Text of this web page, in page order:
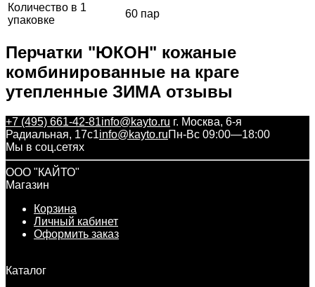
Количество в 1
упаковке
60 пар
Перчатки "ЮКОН" кожаные
комбинированные на краге
утепленные ЗИМА отзывы
+7 (495) 661-42-81info@kayto.ru г. Москва, 6-я
Радиальная, 17с1info@kayto.ruПн-Вс 09:00—18:00
Мы в соц.сетях
ООО "КАЙТО"
Магазин
Корзина
Личный кабинет
Оформить заказ
Каталог